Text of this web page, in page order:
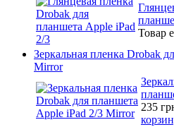
Товар
Зеркальная пленка Drobak
Mirror
235